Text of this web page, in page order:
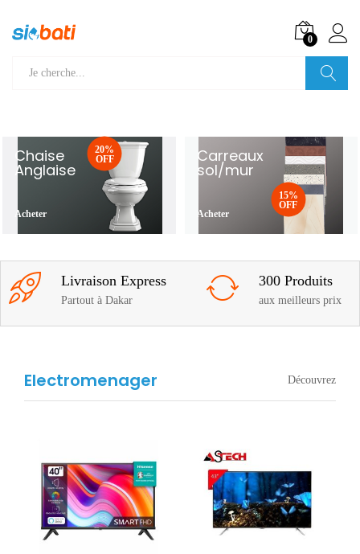
0
Chaise
Anglaise
Acheter
20%
OFF
Carreaux
sol/mur
Acheter
15%
OFF
Livraison Express
Partout à Dakar
300 Produits
aux meilleurs prix
Electromenager Découvrez